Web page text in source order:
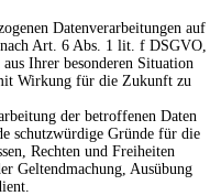
Datenverarbeitungen auf
nach Art. 6 Abs. 1 lit. f DSGVO,
Ihrer besonderen Situation
Wirkung für die Zukunft zu
der betroffenen Daten
schutzwürdige Gründe für die
Rechten und Freiheiten
Geltendmachung, Ausübung